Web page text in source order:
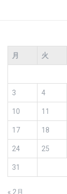
月
火
3 4
10 11
17 18
24 25
31
« 2月